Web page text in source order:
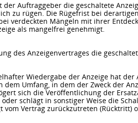
Auftraggeber die geschaltete
zu rügen. Die Rügefrist bei
verdeckten Mängeln mit ihrer
als mangelfrei genehmigt.
des Anzeigenvertrages die
Wiedergabe der Anzeige hat
dem Umfang, in dem der Zweck der
sich die Veröffentlichung der
schlägt in sonstiger Weise die
Vertrag zurückzutreten (Rücktritt)